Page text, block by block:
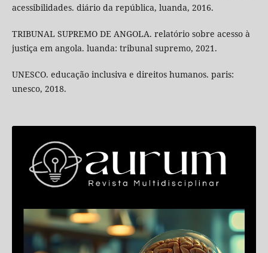
acessibilidades. diário da república, luanda, 2016.
TRIBUNAL SUPREMO DE ANGOLA. relatório sobre acesso à
justiça em angola. luanda: tribunal supremo, 2021.
UNESCO. educação inclusiva e direitos humanos. paris:
unesco, 2018.